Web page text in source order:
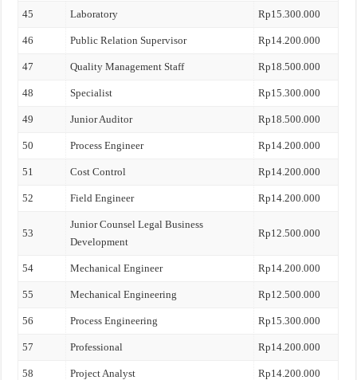
45 Laboratory Rp15.300.000
46 Public Relation Supervisor Rp14.200.000
47 Quality Management Staff Rp18.500.000
48 Specialist Rp15.300.000
49 Junior Auditor Rp18.500.000
50 Process Engineer Rp14.200.000
51 Cost Control Rp14.200.000
52 Field Engineer Rp14.200.000
53
Junior Counsel Legal Business
Development
Rp12.500.000
54 Mechanical Engineer Rp14.200.000
55 Mechanical Engineering Rp12.500.000
56 Process Engineering Rp15.300.000
57 Professional Rp14.200.000
58 Project Analyst Rp14.200.000